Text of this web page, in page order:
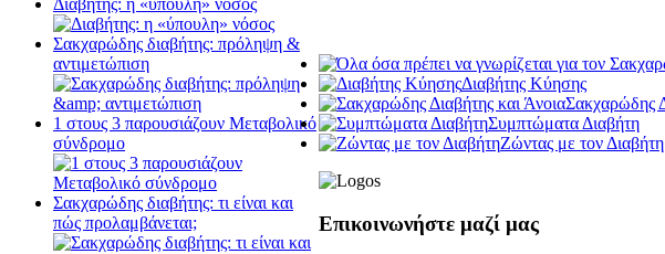
Σακχαρώδης διαβήτης: πρόληψη &
αντιμετώπιση
1 στους 3 παρουσιάζουν Μεταβολικό
σύνδρομο
Σακχαρώδης διαβήτης: τι είναι και
πώς προλαμβάνεται;
Διαβήτης Κύησης
Σακχαρώδης
Συμπτώματα Διαβήτη
Ζώντας με τον Διαβήτη
Επικοινωνήστε μαζί μας